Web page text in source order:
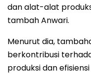
dan alat-alat
tambah Anwari.
Menurut dia,
berkontribusi
produksi dan